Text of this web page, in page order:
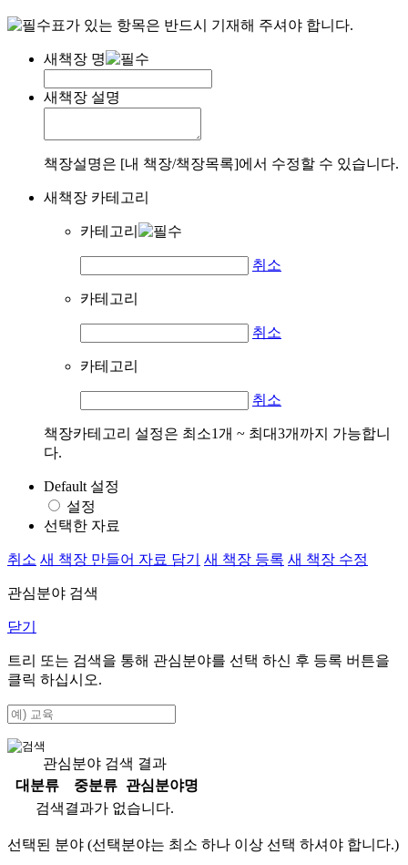
표가 있는 항목은 반드시 기재해 주셔야 합니다.
새책장 명
새책장 설명
책장설명은 [내 책장/책장목록]에서 수정할 수 있습니다.
새책장 카테고리
카테고리
취소
카테고리
취소
카테고리
취소
책장카테고리 설정은 최소1개 ~ 최대3개까지 가능합니
다.
Default 설정
설정
선택한 자료
취소 새 책장 만들어 자료 담기 새 책장 등록 새 책장 수정
관심분야 검색
닫기
트리 또는 검색을 통해 관심분야를 선택 하신 후 등록 버튼을
클릭 하십시오.
관심분야 검색 결과
대분류
중분류
관심분야명
검색결과가 없습니다.
선택된 분야 (선택분야는 최소 하나 이상 선택 하셔야 합니다.)